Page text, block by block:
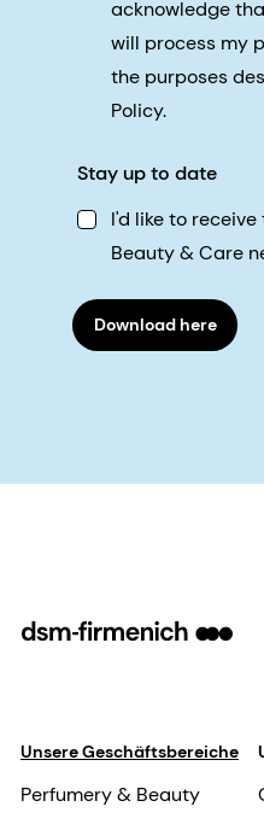
acknowledge
will process my
the purposes
Policy.
Stay up to date
I'd like to
Beauty & Care
Download here
Unsere Geschäftsbereiche
Perfumery & Beauty